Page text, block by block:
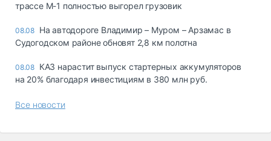
трассе М-1 полностью выгорел грузовик
08.08 На автодороге Владимир – Муром – Арзамас в
Судогодском районе обновят 2,8 км полотна
08.08 КАЗ нарастит выпуск стартерных аккумуляторов
на 20% благодаря инвестициям в 380 млн руб.
Все новости